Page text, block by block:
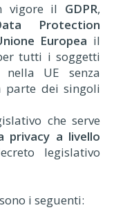
vigore il GDPR,
Protection
Europea il
tutti i soggetti
UE senza
parte dei singoli
che serve
privacy a livello
legislativo
i seguenti: